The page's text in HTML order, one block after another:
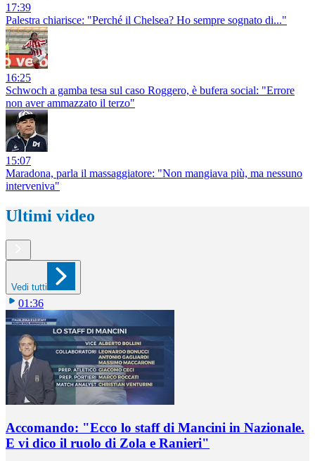
17:39
Palestra chiarisce: "Perché il Chelsea? Ho sempre sognato di..."
16:25
Schwoch a gamba tesa sul caso Roggero, è bufera social: "Errore
non aver ammazzato il terzo"
15:07
Maradona, parla il massaggiatore: "Non mangiava più, ma nessuno
interveniva"
Ultimi video
Vedi tutti
01:36
Accomando: "Ecco lo staff di Mancini in Nazionale.
E vi dico il ruolo di Zola e Ranieri"